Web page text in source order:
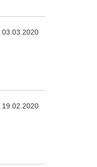
03.03.2020
19.02.2020